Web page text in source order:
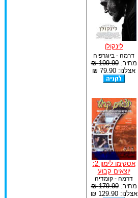
לינקולן
דרמה - ביוגרפיה
מחיר:199.90 ₪
אצלנו: 79.90 ₪
אסקימו לימון 2:
יוצאים קבוע
דרמה - קומדיה
מחיר:179.90 ₪
אצלנו: 129.90 ₪